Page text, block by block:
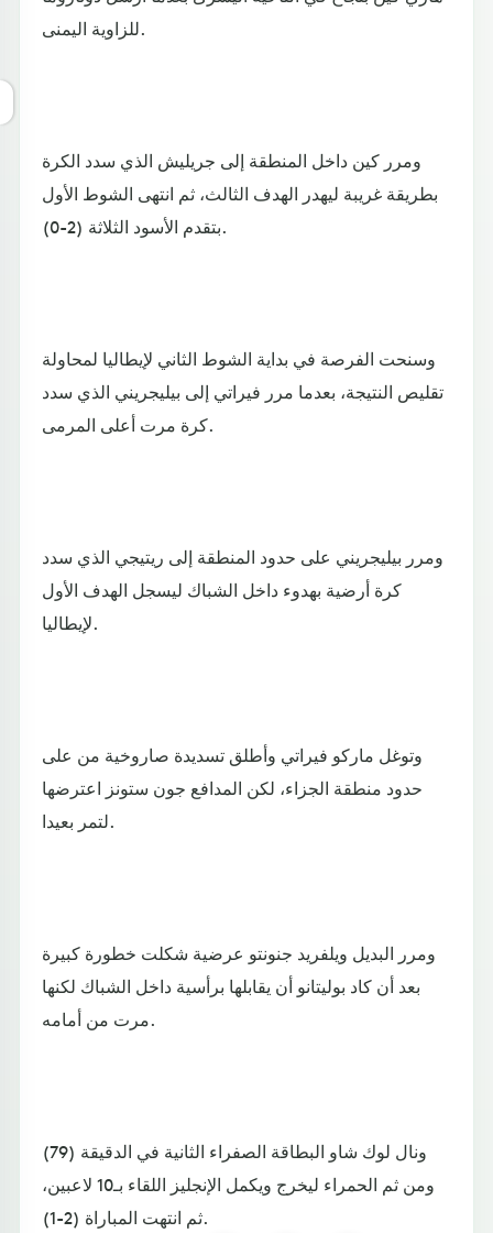
للزاوية اليمنى.
ومرر كين داخل المنطقة إلى جريليش الذي سدد الكرة
بطريقة غريبة ليهدر الهدف الثالث، ثم انتهى الشوط الأول
بتقدم الأسود الثلاثة (2-0).
وسنحت الفرصة في بداية الشوط الثاني لإيطاليا لمحاولة
تقليص النتيجة، بعدما مرر فيراتي إلى بيليجريني الذي سدد
كرة مرت أعلى المرمى.
ومرر بيليجريني على حدود المنطقة إلى ريتيجي الذي سدد
كرة أرضية بهدوء داخل الشباك ليسجل الهدف الأول
لإيطاليا.
وتوغل ماركو فيراتي وأطلق تسديدة صاروخية من على
حدود منطقة الجزاء، لكن المدافع جون ستونز اعترضها
لتمر بعيدا.
ومرر البديل ويلفريد جنونتو عرضية شكلت خطورة كبيرة
بعد أن كاد بوليتانو أن يقابلها برأسية داخل الشباك لكنها
مرت من أمامه.
ونال لوك شاو البطاقة الصفراء الثانية في الدقيقة (79)
ومن ثم الحمراء ليخرج ويكمل الإنجليز اللقاء بـ10 لاعبين،
ثم انتهت المباراة (2-1).